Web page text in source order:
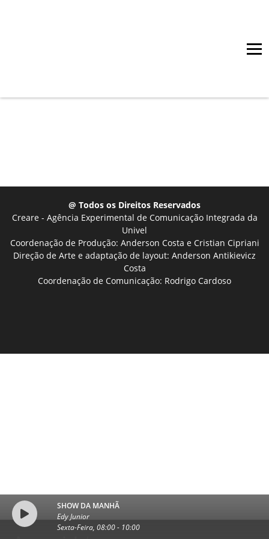
SHOW DA MANHÃ
Edy Junior
Sexta-Feira, 08:00- 10:00
@ Todos os Direitos Reservados
Creare - Agência Experimental de Comunicação Integrada da
Univel
Coordenação de Produção: Anderson Costa e Cristian Cipriani
Direção de Arte e adaptação de layout: Anderson Antikievicz
Costa
Coordenação de Comunicação: Rodrigo Cardoso